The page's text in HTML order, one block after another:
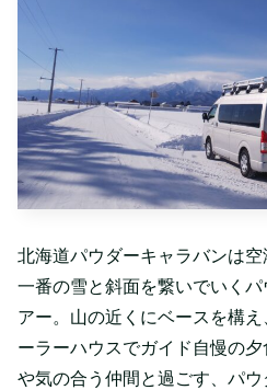
北海道パウダーキャラバンは
一番の雪と斜面を繋いでいく
アー。山の近くにベースを構
ーラーハウスでガイド自慢の
や気の合う仲間と過ごす、パ